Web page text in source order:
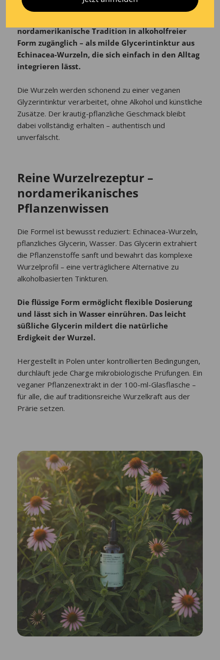
nordamerikanische Tradition in alkoholfreier
Form zugänglich – als milde Glycerintinktur aus
Echinacea-Wurzeln, die sich einfach in den Alltag
integrieren lässt.
Die Wurzeln werden schonend zu einer veganen
Glyzerintinktur verarbeitet, ohne Alkohol und künstliche
Zusätze. Der krautig-pflanzliche Geschmack bleibt
dabei vollständig erhalten – authentisch und
unverfälscht.
Reine Wurzelrezeptur –
nordamerikanisches
Pflanzenwissen
Die Formel ist bewusst reduziert: Echinacea-Wurzeln,
pflanzliches Glycerin, Wasser. Das Glycerin extrahiert
die Pflanzenstoffe sanft und bewahrt das komplexe
Wurzelprofil – eine verträglichere Alternative zu
alkoholbasierten Tinkturen.
Die flüssige Form ermöglicht flexible Dosierung
und lässt sich in Wasser einrühren. Das leicht
süßliche Glycerin mildert die natürliche
Erdigkeit der Wurzel.
Hergestellt in Polen unter kontrollierten Bedingungen,
durchläuft jede Charge mikrobiologische Prüfungen. Ein
veganer Pflanzenextrakt in der 100-ml-Glasflasche –
für alle, die auf traditionsreiche Wurzelkraft aus der
Prärie setzen.